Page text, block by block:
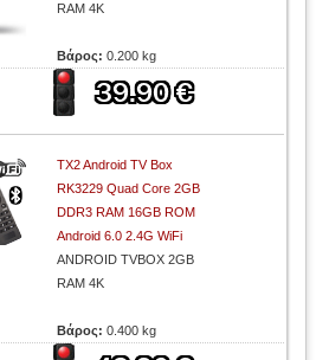
RAM 4K
Βάρος:0.200 kg
TX2 Android TV Box
RK3229 Quad Core 2GB
DDR3 RAM 16GB ROM
Android 6.0 2.4G WiFi
ANDROID TVBOX 2GB
RAM 4K
Βάρος:0.400 kg